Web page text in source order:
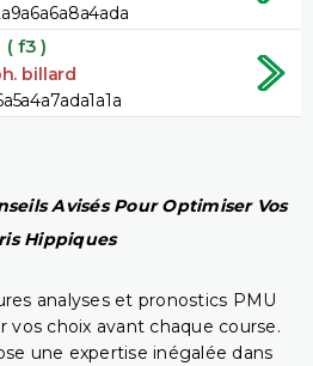
( f3 )
billard
Avisés Pour Optimiser Vos
Hippiques
analyses et pronostics PMU
vos choix avant chaque course.
une expertise inégalée dans